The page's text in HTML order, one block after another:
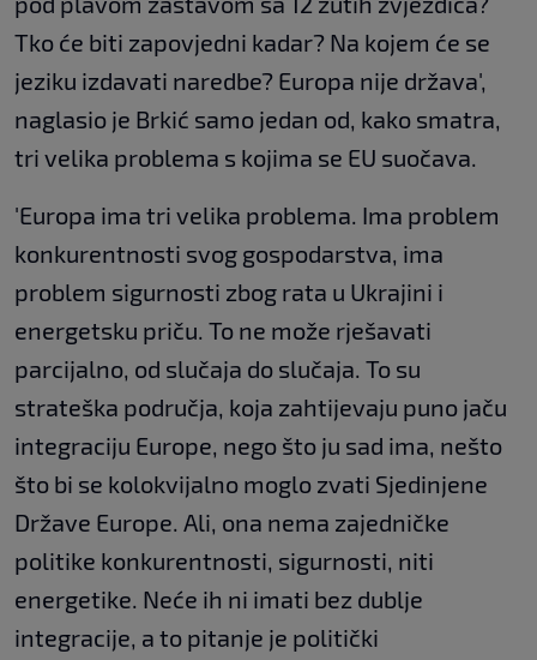
Tko će biti zapovjedni kadar? Na kojem će se
jeziku izdavati naredbe? Europa nije država',
naglasio je Brkić samo jedan od, kako smatra,
tri velika problema s kojima se EU suočava.
'Europa ima tri velika problema. Ima problem
konkurentnosti svog gospodarstva, ima
problem sigurnosti zbog rata u Ukrajini i
energetsku priču. To ne može rješavati
parcijalno, od slučaja do slučaja. To su
strateška područja, koja zahtijevaju puno jaču
integraciju Europe, nego što ju sad ima, nešto
što bi se kolokvijalno moglo zvati Sjedinjene
Države Europe. Ali, ona nema zajedničke
politike konkurentnosti, sigurnosti, niti
energetike. Neće ih ni imati bez dublje
integracije, a to pitanje je politički